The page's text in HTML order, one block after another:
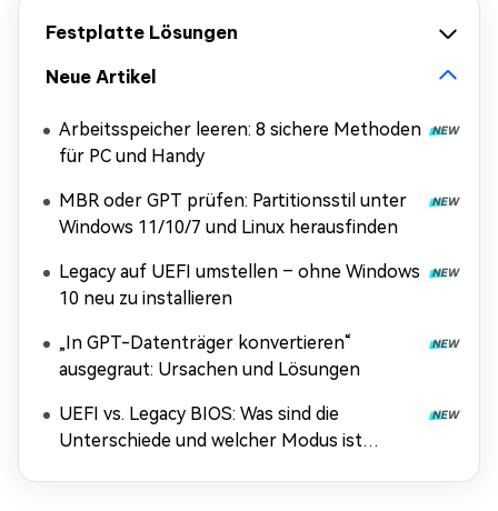
Festplatte Lösungen
Neue Artikel
Arbeitsspeicher leeren: 8 sichere Methoden
für PC und Handy
MBR oder GPT prüfen: Partitionsstil unter
Windows 11/10/7 und Linux herausfinden
Legacy auf UEFI umstellen – ohne Windows
10 neu zu installieren
„In GPT-Datenträger konvertieren“
ausgegraut: Ursachen und Lösungen
UEFI vs. Legacy BIOS: Was sind die
Unterschiede und welcher Modus ist